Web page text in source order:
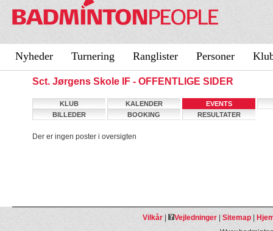
Nyheder Turnering Ranglister Personer
Sct. Jørgens Skole IF - OFFENTLIGE SIDER
KLUB KALENDER
EVENTS
BILLEDER
BOOKING RESULTATER
Der er ingen poster i oversigten
Vilkår| Vejledninger| Sitemap|